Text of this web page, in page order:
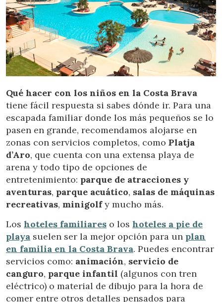
Qué hacer con los niños en la Costa Brava
tiene fácil respuesta si sabes dónde ir. Para una
escapada familiar donde los más pequeños se lo
pasen en grande, recomendamos alojarse en
zonas con servicios completos, como Platja
d’Aro, que cuenta con una extensa playa de
arena y todo tipo de opciones de
entretenimiento: parque de atracciones y
aventuras, parque acuático, salas de máquinas
recreativas, minigolfy mucho más.
Los hoteles familiares o los hoteles a pie de
playa suelen ser la mejor opción para un plan
en familia en la Costa Brava. Puedes encontrar
servicios como: animación, servicio de
canguro, parque infantil (algunos con tren
eléctrico) o material de dibujo para la hora de
comer entre otros detalles pensados para